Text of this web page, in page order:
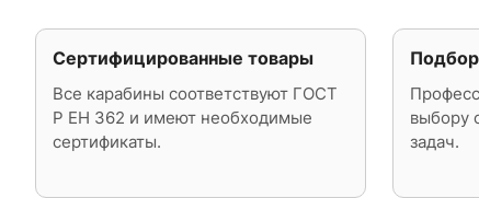
Сертифицированные товары
Все карабины соответствуют ГОСТ
Р ЕН 362 и имеют необходимые
сертификаты.
выбору
задач.